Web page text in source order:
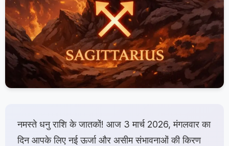
नमस्ते धनु राशि के जातकों! आज 3 मार्च 2026, मंगलवार का
दिन आपके लिए नई ऊर्जा और असीम संभावनाओं की किरण